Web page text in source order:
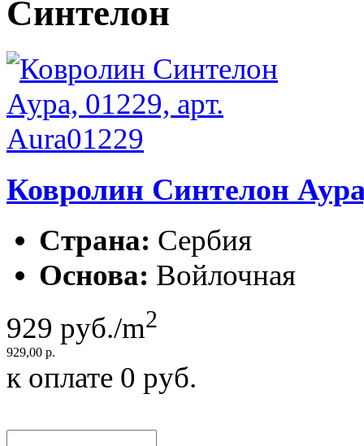
Синтелон
Ковролин Синтелон
Страна: Сербия
Основа: Войлочная
929 руб./m2
929,00 р.
к оплате 0 руб.